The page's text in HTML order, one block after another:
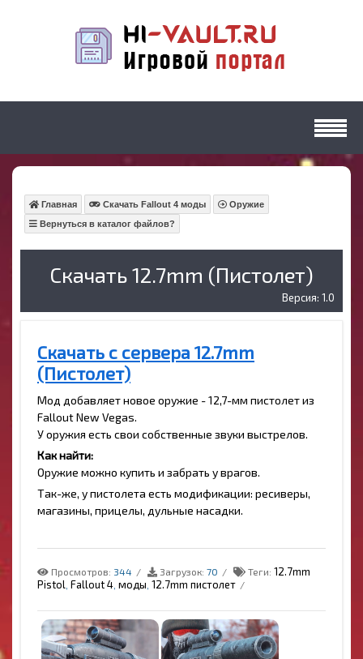
Главная Скачать Fallout 4 моды
Оружие
Вернуться в каталог файлов?
Скачать 12.7mm (Пистолет)
Версия: 1.0
Скачать с сервера 12.7mm
(Пистолет)
Мод добавляет новое оружие - 12,7-мм пистолет из
Fallout New Vegas.
У оружия есть свои собственные звуки выстрелов.
Как найти:
Оружие можно купить и забрать у врагов.
Так-же, у пистолета есть модификации: ресиверы,
магазины, прицелы, дульные насадки.
Просмотров: 344 Загрузок: 70 Теги: 12.7mm
Pistol Fallout 4 моды 12.7mm пистолет